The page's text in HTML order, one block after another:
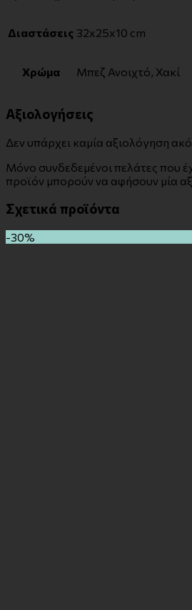
Διαστάσεις 32x25x10 cm
Χρώμα Μπεζ Ανοιχτό, Χακί
Αξιολογήσεις
Δεν υπάρχει καμία αξιολόγηση
Μόνο συνδεδεμένοι πελάτες που
προϊόν μπορούν να αφήσουν μία
Σχετικά προϊόντα
-30%